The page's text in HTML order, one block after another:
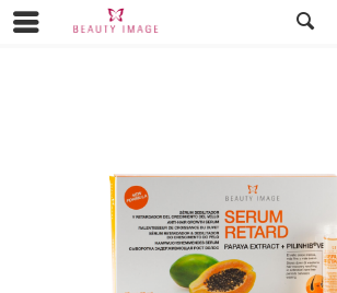
Übersicht Pflege & Kosmetik